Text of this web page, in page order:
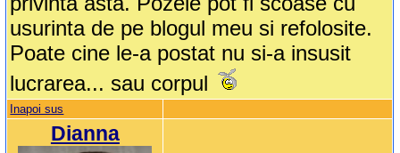
usurinta de pe blogul meu si refolosite.
Poate cine le-a postat nu si-a insusit
lucrarea... sau corpul
Inapoi sus
Dianna